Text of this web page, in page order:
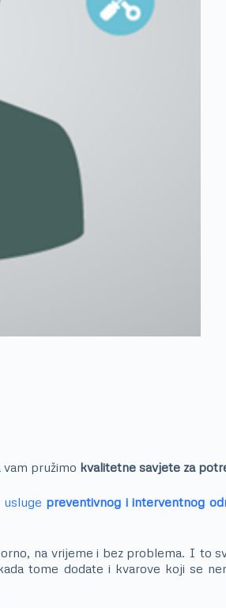
pružimo kvalitetne savjete za
usluge preventivnog i interventnog
na vrijeme i bez problema. I to
tome dodate i kvarove koji se